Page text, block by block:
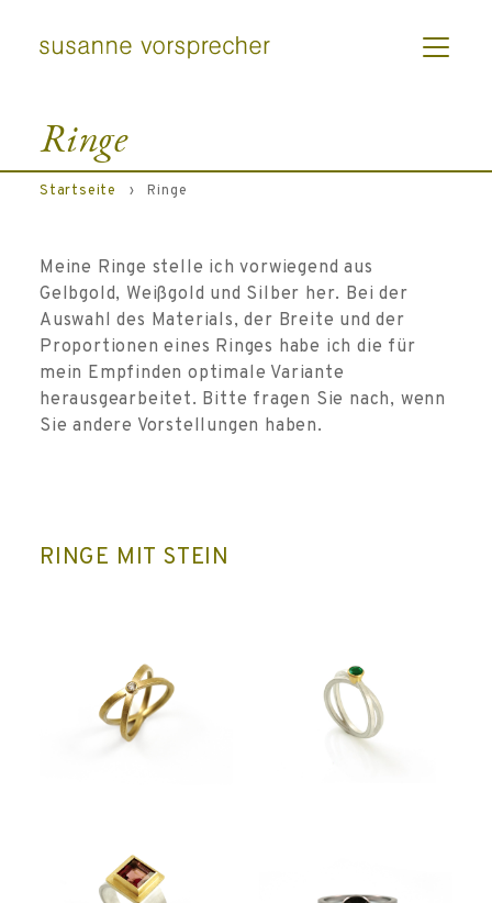
Ringe
Startseite › Ringe
Meine Ringe stelle ich vorwiegend aus
Gelbgold, Weißgold und Silber her. Bei der
Auswahl des Materials, der Breite und der
Proportionen eines Ringes habe ich die für
mein Empfinden optimale Variante
herausgearbeitet. Bitte fragen Sie nach, wenn
Sie andere Vorstellungen haben.
RINGE MIT STEIN